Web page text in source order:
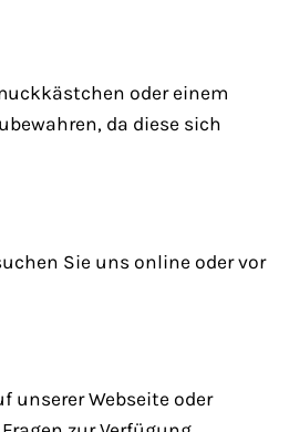
oder einem
da diese sich
Sie uns online oder vor
unserer Webseite oder